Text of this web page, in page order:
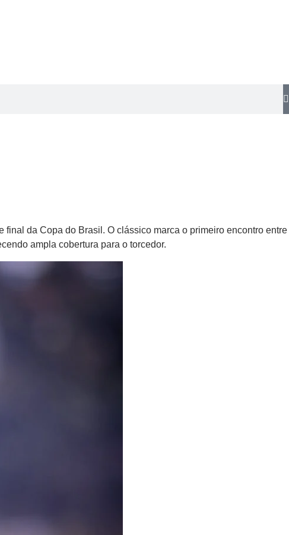
da Copa do Brasil. O clássico marca o primeiro encontro entre
ampla cobertura para o torcedor.